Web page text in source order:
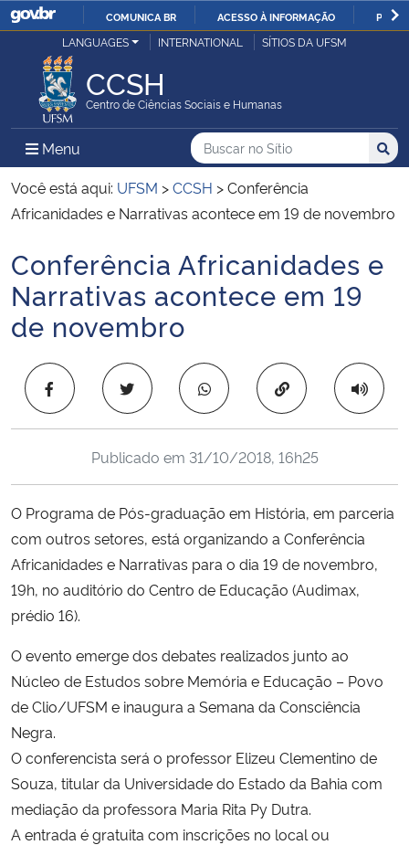
IR
COMUNICA BR ACESSO À INFORMAÇÃO
Ministério da Justiça e Segurança Pública
Ministério da Defesa
Ministério das Relações Exteriores
Ministério da Infraestrutura
Ministério da Agricultura, Pecuária e Abastecimento
Ministério da Educação
Ministério de Minas e Energia
Ministério da Ciência, Tecnologia, Inovações e Comunicações
Ministério do Meio Ambiente
Ministério do Turismo
Ministério do Desenvolvimento Regional
Controladoria-Geral da União
Ministério da Mulher, da Família e dos Direitos Humanos
LANGUAGES INTERNATIONAL SÍTIOS DA UFSM
CCSH
Centro de Ciências Sociais e Humanas
Menu Menu Principal do Sítio
Busca
Buscar no no Sítio
Busca:
Você está aqui: UFSM >CCSH >Conferência
Africanidades e Narrativas acontece em 19 de novembro
Início do conteúdo
Conferência Africanidades e
Narrativas acontece em 19
de novembro
Copiar para área
Publicado em 31/10/2018, 16h25
O Programa de Pós-graduação em História, em parceria
com outros setores, está organizando a Conferência
Africanidades e Narrativas para o dia 19 de novembro,
19h, no auditório do Centro de Educação (Audimax,
prédio 16).
O evento emerge dos debates realizados junto ao
Núcleo de Estudos sobre Memória e Educação – Povo
de Clio/UFSM e inaugura a Semana da Consciência
Negra.
O conferencista será o professor Elizeu Clementino de
Souza, titular da Universidade do Estado da Bahia com
mediação da professora Maria Rita Py Dutra.
A entrada é gratuita com inscrições no local ou